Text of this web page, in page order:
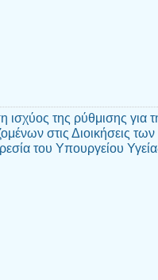
της ρύθμισης για
στις Διοικήσεις
του Υπουργείου